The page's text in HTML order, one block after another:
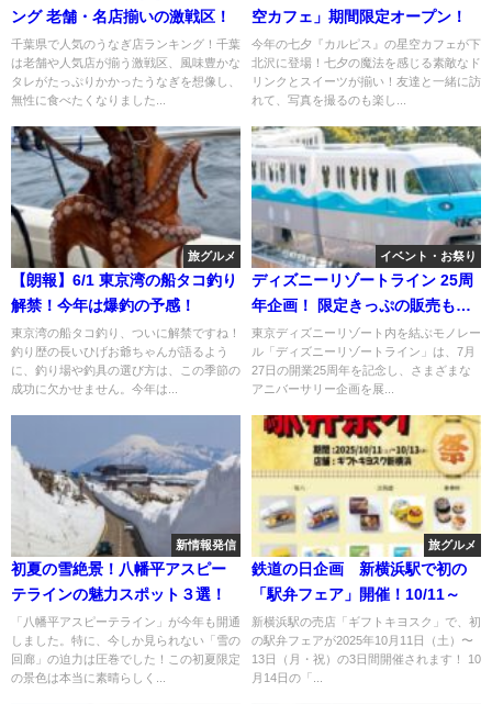
ング 老舗・名店揃いの激戦区！
千葉県で人気のうなぎ店ランキング！千葉
は老舗や人気店が揃う激戦区、風味豊かな
タレがたっぷりかかったうなぎを想像し、
無性に食べたくなりました...
空カフェ」期間限定オープン！
今年の七夕『カルピス』の星空カフェが下
北沢に登場！七夕の魔法を感じる素敵なド
リンクとスイーツが揃い！友達と一緒に訪
れて、写真を撮るのも楽し...
旅グルメ
【朗報】6/1 東京湾の船タコ釣り
解禁！今年は爆釣の予感！
東京湾の船タコ釣り、ついに解禁ですね！
釣り歴の長いひげお爺ちゃんが語るよう
に、釣り場や釣具の選び方は、この季節の
成功に欠かせません。今年は...
イベント・お祭り
ディズニーリゾートライン 25周
年企画！ 限定きっぷの販売も
7/24日～
東京ディズニーリゾート内を結ぶモノレー
ル「ディズニーリゾートライン」は、7月
27日の開業25周年を記念し、さまざまな
アニバーサリー企画を展...
新情報発信
初夏の雪絶景！八幡平アスピー
テラインの魅力スポット３選！
「八幡平アスピーテライン」が今年も開通
しました。特に、今しか見られない「雪の
回廊」の迫力は圧巻でした！この初夏限定
の景色は本当に素晴らしく...
旅グルメ
鉄道の日企画 新横浜駅で初の
「駅弁フェア」開催！10/11～
新横浜駅の売店「ギフトキヨスク」で、初
の駅弁フェアが2025年10月11日（土）〜
13日（月・祝）の3日間開催されます！ 10
月14日の「...